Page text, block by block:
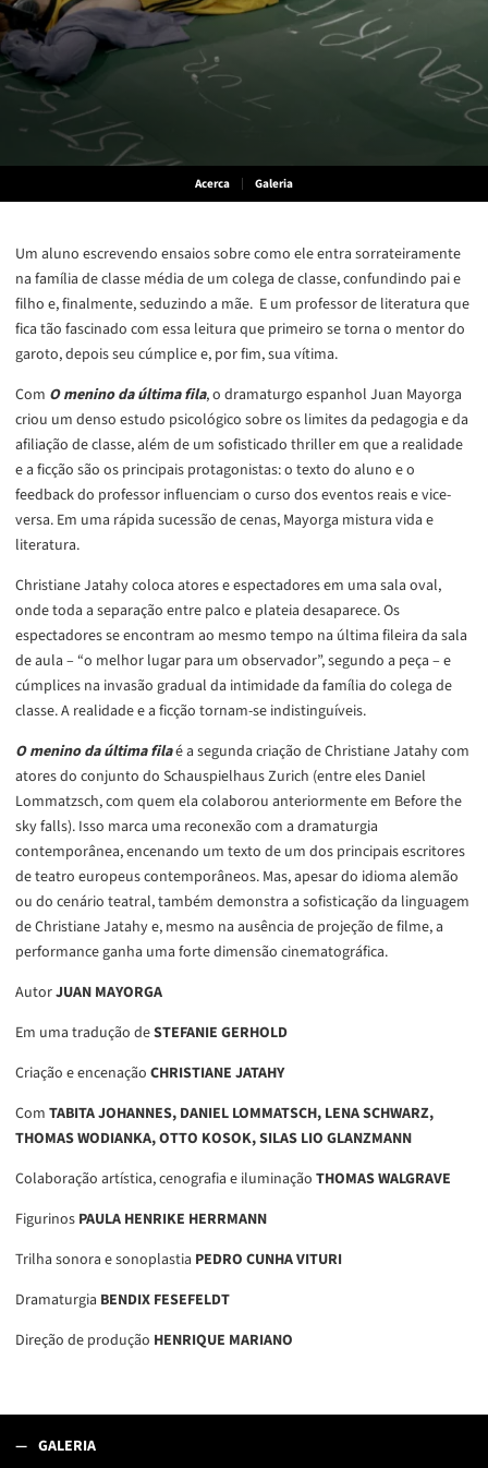
Acerca Galeria
Um aluno escrevendo ensaios sobre como ele entra sorrateiramente
na família de classe média de um colega de classe, confundindo pai e
filho e, finalmente, seduzindo a mãe. E um professor de literatura que
fica tão fascinado com essa leitura que primeiro se torna o mentor do
garoto, depois seu cúmplice e, por fim, sua vítima.
Com O menino da última fila, o dramaturgo espanhol Juan Mayorga
criou um denso estudo psicológico sobre os limites da pedagogia e da
afiliação de classe, além de um sofisticado thriller em que a realidade
e a ficção são os principais protagonistas: o texto do aluno e o
feedback do professor influenciam o curso dos eventos reais e vice-
versa. Em uma rápida sucessão de cenas, Mayorga mistura vida e
literatura.
Christiane Jatahy coloca atores e espectadores em uma sala oval,
onde toda a separação entre palco e plateia desaparece. Os
espectadores se encontram ao mesmo tempo na última fileira da sala
de aula – “o melhor lugar para um observador”, segundo a peça – e
cúmplices na invasão gradual da intimidade da família do colega de
classe. A realidade e a ficção tornam-se indistinguíveis.
O menino da última filaé a segunda criação de Christiane Jatahy com
atores do conjunto do Schauspielhaus Zurich (entre eles Daniel
Lommatzsch, com quem ela colaborou anteriormente em Before the
sky falls). Isso marca uma reconexão com a dramaturgia
contemporânea, encenando um texto de um dos principais escritores
de teatro europeus contemporâneos. Mas, apesar do idioma alemão
ou do cenário teatral, também demonstra a sofisticação da linguagem
de Christiane Jatahy e, mesmo na ausência de projeção de filme, a
performance ganha uma forte dimensão cinematográfica.
AutorJUAN MAYORGA
Em uma tradução deSTEFANIE GERHOLD
Criação e encenação CHRISTIANE JATAHY
Com TABITA JOHANNES, DANIEL LOMMATSCH, LENA SCHWARZ,
THOMAS WODIANKA, OTTO KOSOK, SILAS LIO GLANZMANN
Colaboração artística, cenografia e iluminação THOMAS WALGRAVE
Figurinos PAULA HENRIKE HERRMANN
Trilha sonora e sonoplastia PEDRO CUNHA VITURI
Dramaturgia BENDIX FESEFELDT
Direção de produção HENRIQUE MARIANO
GALERIA